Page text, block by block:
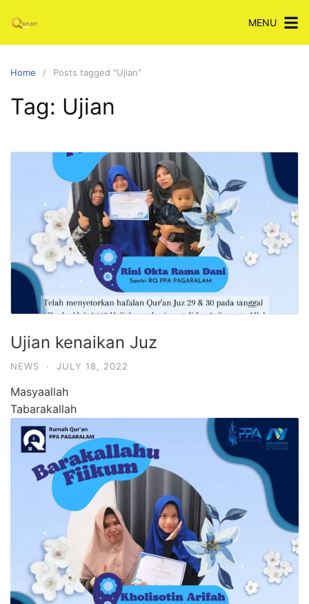
content
MENU
Home Posts tagged “Ujian”
Tag: Ujian
Ujian kenaikan Juz
NEWS · JULY 18, 2022
Masyaallah
Tabarakallah